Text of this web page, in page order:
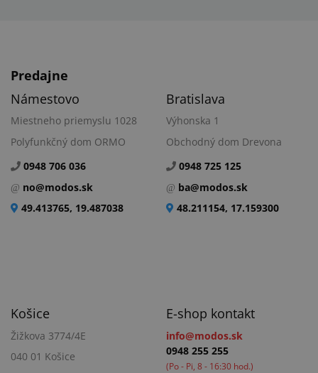
Predajne
Námestovo
Miestneho priemyslu 1028
Polyfunkčný dom ORMO
0948 706 036
no@modos.sk
49.413765, 19.487038
Bratislava
Výhonska 1
Obchodný dom Drevona
0948 725 125
ba@modos.sk
48.211154, 17.159300
Košice
Žižkova 3774/4E
040 01 Košice
E-shop kontakt
info@modos.sk
0948 255 255
(Po - Pi, 8 - 16:30 hod.)